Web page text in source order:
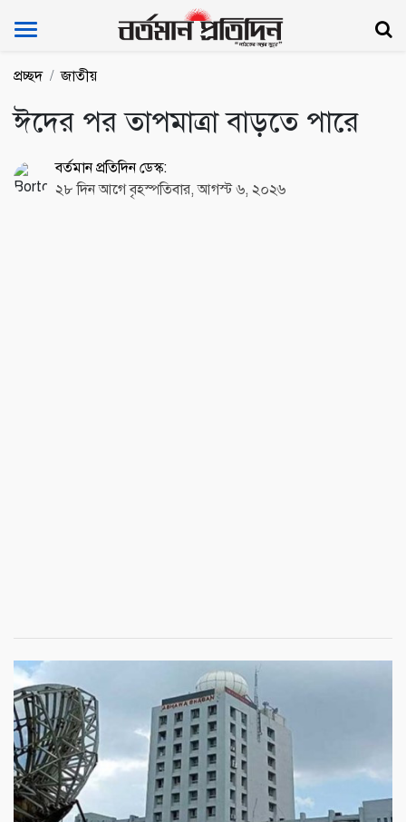
Bartoman Protidin
প্রচ্ছদ জাতীয়
ঈদের পর তাপমাত্রা বাড়তে পারে
বর্তমান প্রতিদিন ডেস্ক:
২৮ দিন আগে বৃহস্পতিবার, আগস্ট ৬, ২০২৬